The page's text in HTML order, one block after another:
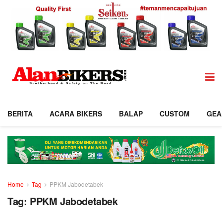
BERITA ACARA BIKERS BALAP CUSTOM
Home Tag PPKM Jabodetabek
Tag: PPKM Jabodetabek